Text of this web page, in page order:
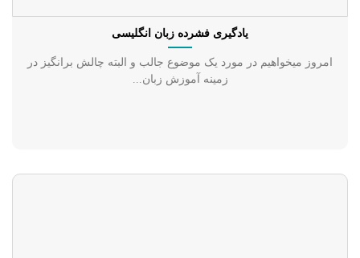
یادگیری فشرده زبان انگلیسی
امروز می­خواهیم در مورد یک موضوع جالب و البته چالش برانگیز در
زمینه آموزش زبان...